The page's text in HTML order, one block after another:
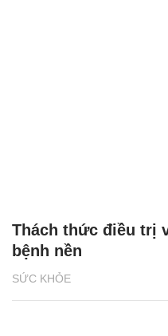
SỨC KHỎE
Thách thức điều trị
bệnh nền